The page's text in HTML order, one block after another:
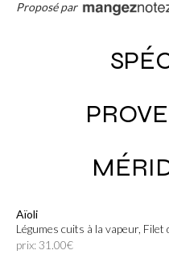
Proposé par
Aïoli
Légumes cuits à la vapeur,
prix: 31.00€